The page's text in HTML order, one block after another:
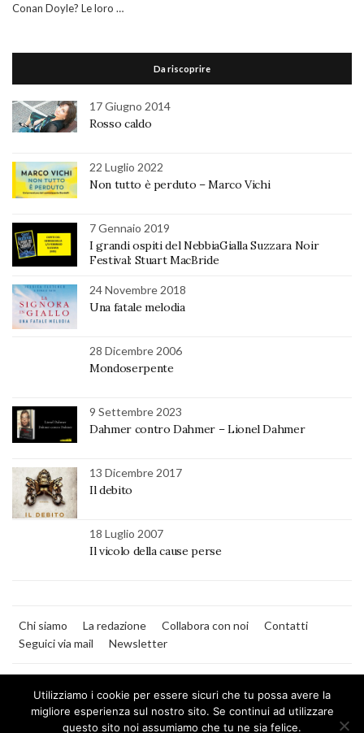
Conan Doyle? Le loro …
Da riscoprire
17 Giugno 2014
Rosso caldo
22 Luglio 2022
Non tutto è perduto – Marco Vichi
7 Gennaio 2019
I grandi ospiti del NebbiaGialla Suzzara Noir
Festival: Stuart MacBride
24 Novembre 2018
Una fatale melodia
28 Dicembre 2006
Mondoserpente
9 Settembre 2023
Dahmer contro Dahmer – Lionel Dahmer
13 Dicembre 2017
Il debito
18 Luglio 2007
Il vicolo della cause perse
Chi siamo La redazione Collabora con noi
Contatti
Seguici via mail
Newsletter
Utilizziamo i cookie per essere sicuri che tu possa avere la
migliore esperienza sul nostro sito. Se continui ad utilizzare
questo sito noi assumiamo che tu ne sia felice.